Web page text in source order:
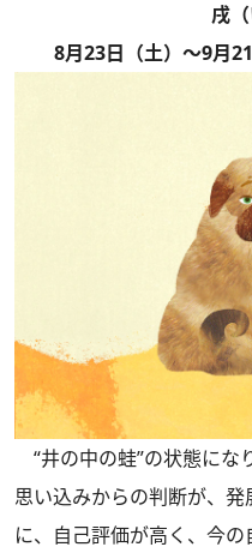
戌
8月23日（土）～9月
“井の中の蛙”の状態にな
思い込みからの判断が、
に、自己評価が高く、今